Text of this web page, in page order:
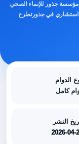
جذور للإنماء الصحي
استشاري في جذورتطرح
الدوام
كامل
النشر
2026-04-